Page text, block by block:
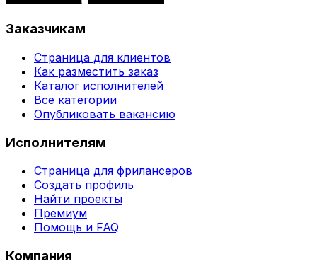
Заказчикам
Страница для клиентов
Как разместить заказ
Каталог исполнителей
Все категории
Опубликовать вакансию
Исполнителям
Страница для фрилансеров
Создать профиль
Найти проекты
Премиум
Помощь и FAQ
Компания